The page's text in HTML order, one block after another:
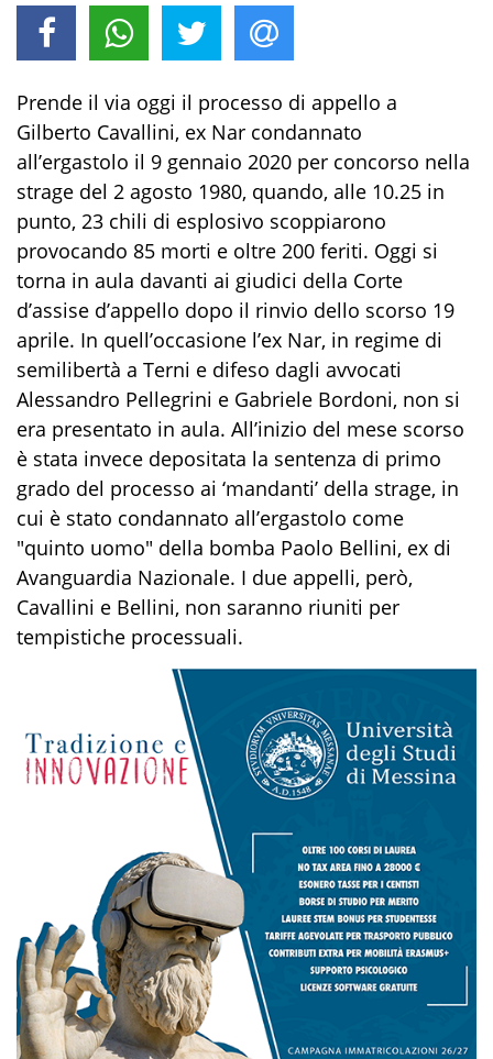
Prende il via oggi il processo di appello a
Gilberto Cavallini, ex Nar condannato
all’ergastolo il 9 gennaio 2020 per concorso nella
strage del 2 agosto 1980, quando, alle 10.25 in
punto, 23 chili di esplosivo scoppiarono
provocando 85 morti e oltre 200 feriti. Oggi si
torna in aula davanti ai giudici della Corte
d’assise d’appello dopo il rinvio dello scorso 19
aprile. In quell’occasione l’ex Nar, in regime di
semilibertà a Terni e difeso dagli avvocati
Alessandro Pellegrini e Gabriele Bordoni, non si
era presentato in aula. All’inizio del mese scorso
è stata invece depositata la sentenza di primo
grado del processo ai ‘mandanti’ della strage, in
cui è stato condannato all’ergastolo come
"quinto uomo" della bomba Paolo Bellini, ex di
Avanguardia Nazionale. I due appelli, però,
Cavallini e Bellini, non saranno riuniti per
tempistiche processuali.